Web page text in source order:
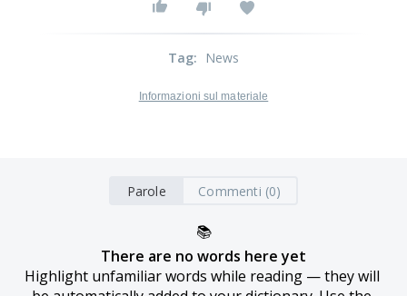
Tag: News
Informazioni sul materiale
Parole Commenti (0)
📚
There are no words here yet
Highlight unfamiliar words while reading — they will